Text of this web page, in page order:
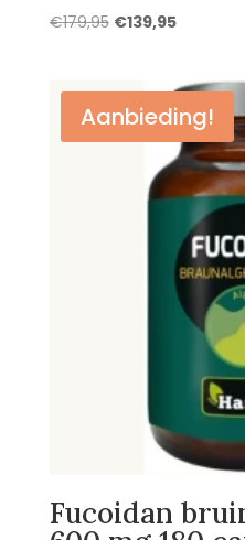
€179,95 Oorspronkelijke
€179,95.
€139,95Huidige
€139,95.
Aanbieding!
Fucoidan